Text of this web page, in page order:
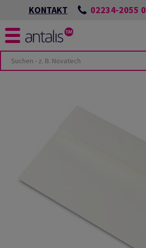
KONTAKT 02234-2055 0